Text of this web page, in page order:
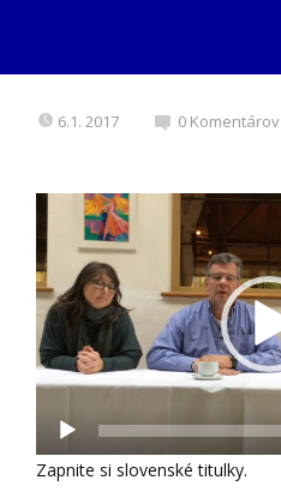
6.1. 2017 0 Komentárov
prehrávač
Zapnite si slovenské titulky.